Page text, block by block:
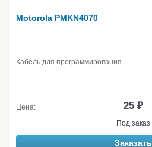
Motorola PMKN4070
Кабель для программирования
Цена: 25 ₽
Под заказ
Заказать